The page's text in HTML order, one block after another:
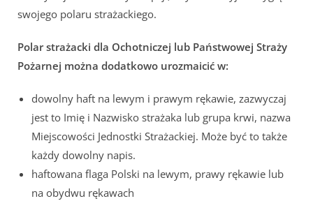
swojego polaru strażackiego.
Polar strażacki dla Ochotniczej lub Państwowej Straży
Pożarnej można dodatkowo urozmaicić w:
dowolny haft na lewym i prawym rękawie, zazwyczaj
jest to Imię i Nazwisko strażaka lub grupa krwi, nazwa
Miejscowości Jednostki Strażackiej. Może być to także
każdy dowolny napis.
haftowana flaga Polski na lewym, prawy rękawie lub
na obydwu rękawach